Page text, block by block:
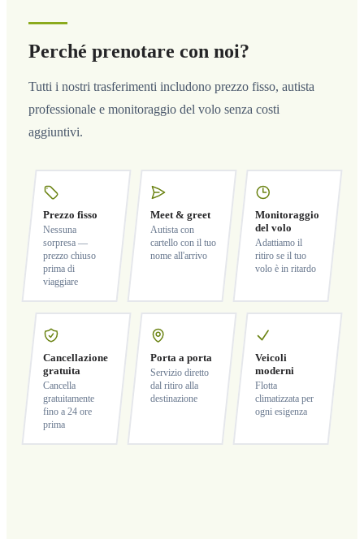
Perché prenotare con noi?
Tutti i nostri trasferimenti includono prezzo fisso, autista
professionale e monitoraggio del volo senza costi
aggiuntivi.
Prezzo fisso
Nessuna
sorpresa —
prezzo chiuso
prima di
viaggiare
Meet & greet
Autista con
cartello con il tuo
nome all'arrivo
Monitoraggio
del volo
Adattiamo il
ritiro se il tuo
volo è in ritardo
Cancellazione
gratuita
Cancella
gratuitamente
fino a 24 ore
prima
Porta a porta
Servizio diretto
dal ritiro alla
destinazione
Veicoli
moderni
Flotta
climatizzata per
ogni esigenza